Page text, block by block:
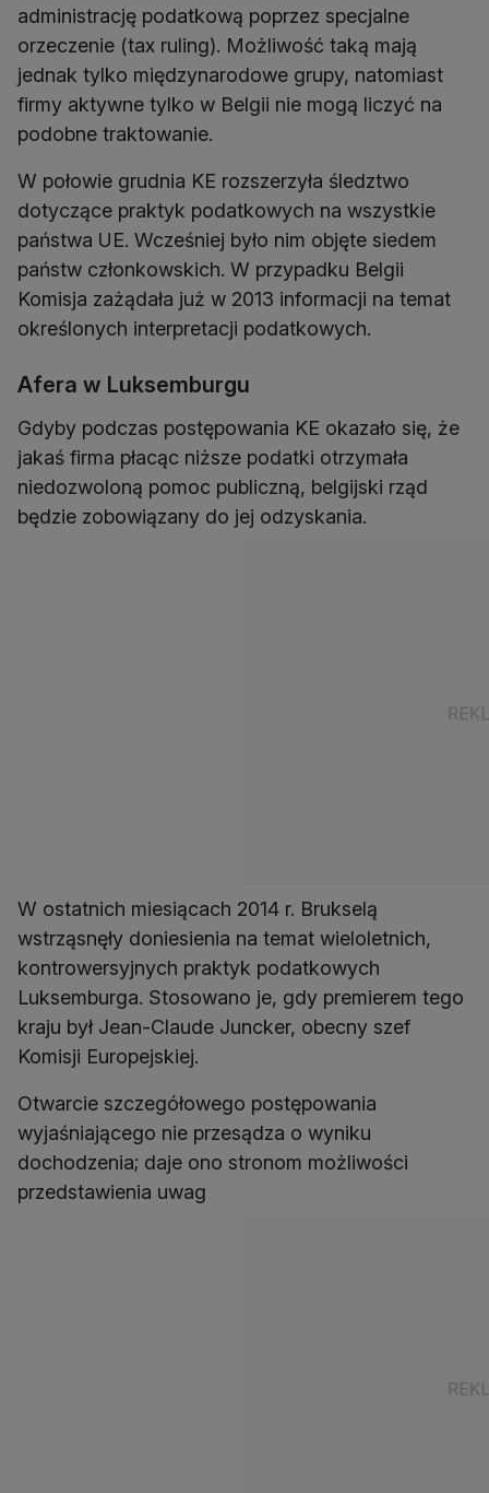
administrację podatkową poprzez specjalne
orzeczenie (tax ruling). Możliwość taką mają
jednak tylko międzynarodowe grupy, natomiast
firmy aktywne tylko w Belgii nie mogą liczyć na
podobne traktowanie.
W połowie grudnia KE rozszerzyła śledztwo
dotyczące praktyk podatkowych na wszystkie
państwa UE. Wcześniej było nim objęte siedem
państw członkowskich. W przypadku Belgii
Komisja zażądała już w 2013 informacji na temat
określonych interpretacji podatkowych.
Afera w Luksemburgu
Gdyby podczas postępowania KE okazało się, że
jakaś firma płacąc niższe podatki otrzymała
niedozwoloną pomoc publiczną, belgijski rząd
będzie zobowiązany do jej odzyskania.
W ostatnich miesiącach 2014 r. Brukselą
wstrząsnęły doniesienia na temat wieloletnich,
kontrowersyjnych praktyk podatkowych
Luksemburga. Stosowano je, gdy premierem tego
kraju był Jean-Claude Juncker, obecny szef
Komisji Europejskiej.
Otwarcie szczegółowego postępowania
wyjaśniającego nie przesądza o wyniku
dochodzenia; daje ono stronom możliwości
przedstawienia uwag